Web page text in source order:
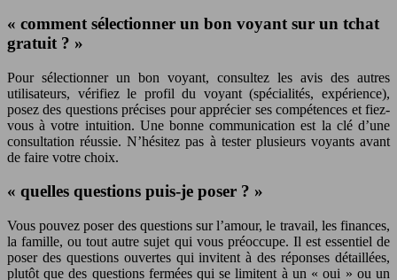
« comment sélectionner un bon voyant sur un tchat
gratuit ? »
Pour sélectionner un bon voyant, consultez les avis des autres
utilisateurs, vérifiez le profil du voyant (spécialités, expérience),
posez des questions précises pour apprécier ses compétences et fiez-
vous à votre intuition. Une bonne communication est la clé d’une
consultation réussie. N’hésitez pas à tester plusieurs voyants avant
de faire votre choix.
« quelles questions puis-je poser ? »
Vous pouvez poser des questions sur l’amour, le travail, les finances,
la famille, ou tout autre sujet qui vous préoccupe. Il est essentiel de
poser des questions ouvertes qui invitent à des réponses détaillées,
plutôt que des questions fermées qui se limitent à un « oui » ou un